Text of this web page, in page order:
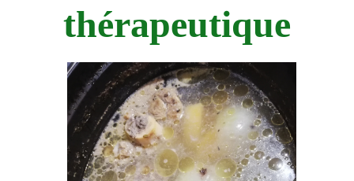
thérapeutique